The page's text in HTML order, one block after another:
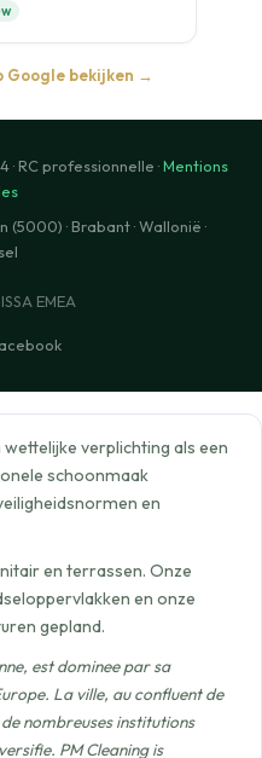
Google bekijken →
· RC professionnelle ·Mentions
· Brabant · Wallonië ·
EMEA
verplichting als een
schoonmaak
en
en terrassen. Onze
en onze
gepland.
est dominee par sa
La ville, au confluent de
nombreuses institutions
PM Cleaning is